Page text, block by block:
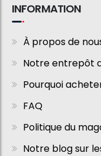
INFORMATION
À propos de
Notre entrepôt
Pourquoi
FAQ
Politique du
Notre blog sur